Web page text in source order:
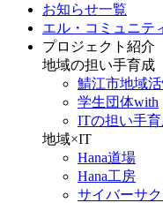
お知らせ一覧
エル・コミュニテ
プロジェクト紹介
地域の担い手育成
鯖江市地域
学生団体with
ITの担い手
地域×IT
Hana道場
Hana工房
サイバーサ